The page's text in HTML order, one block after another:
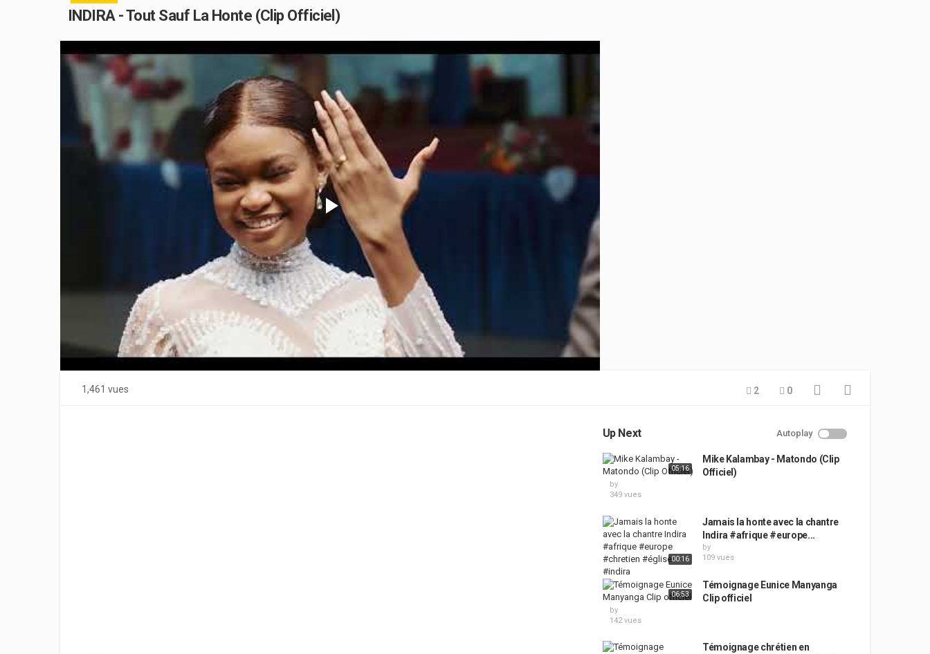
INDIRA - Tout Sauf La Honte (Clip Officiel)
Play
Video
1,461 vues 2 0
Up Next Autoplay
05:16
Mike Kalambay - Matondo (Clip
Officiel)
by
349 vues
00:16
Jamais la honte avec la chantre
Indira #afrique #europe...
by
109 vues
06:53
Témoignage Eunice Manyanga
Clip officiel
by
142 vues
Témoignage chrétien en